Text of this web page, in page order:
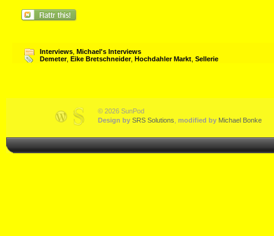
Interviews Michael's Interviews
Demeter, Eike Bretschneider, Hochdahler Markt Sellerie
© 2026 SunPod
Design by SRS Solutions modified by Michael Bonke